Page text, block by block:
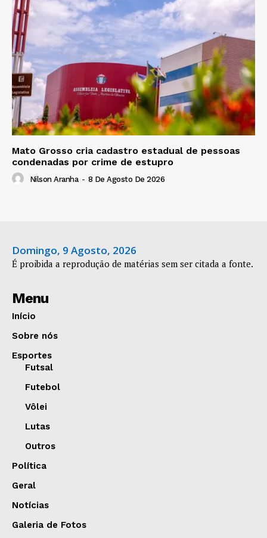
Mato Grosso cria cadastro estadual de pessoas
condenadas por crime de estupro
Nilson Aranha - 8 De Agosto De 2026
Domingo, 9 Agosto, 2026
É proibida a reprodução de matérias sem ser citada a fonte.
Menu
Início
Sobre nós
Esportes
Futsal
Futebol
Vôlei
Lutas
Outros
Política
Geral
Notícias
Galeria de Fotos